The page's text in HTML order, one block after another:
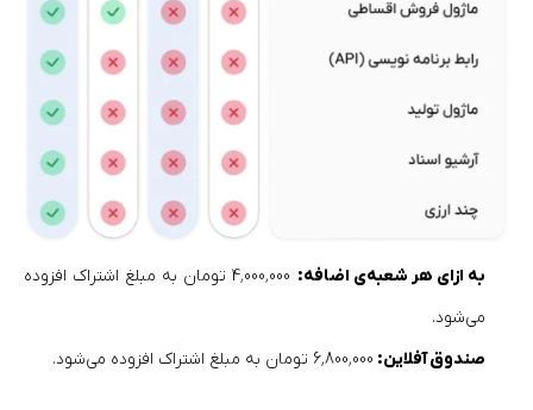
به ازای هر شعبه‌ی اضافه:
4٬000٬000 تومان به مبلغ اشتراک افزوده
می‌شود.
صندوق آفلاین: 6٬800٬000 تومان به مبلغ اشتراک افزوده می‌شود.